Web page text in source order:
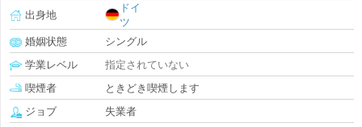
出身地
ドイ
ツ
婚姻状態
シングル
学業レベル
指定されていない
喫煙者
ときどき喫煙します
ジョブ
失業者